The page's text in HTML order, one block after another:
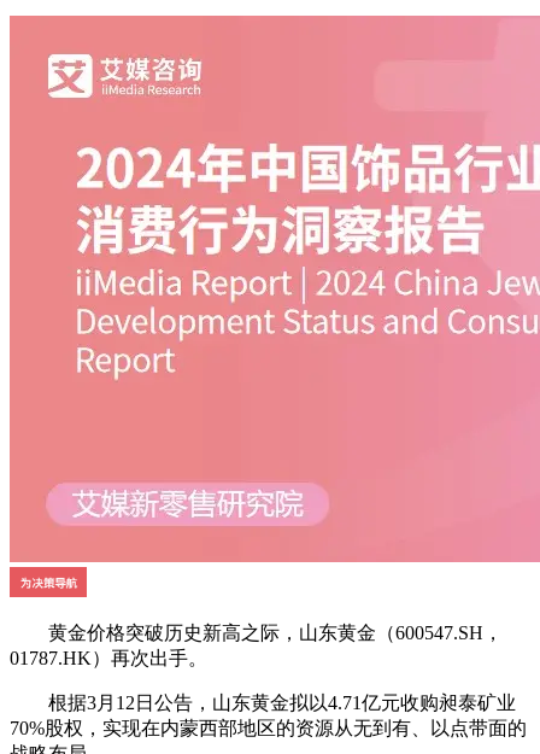
黄金价格突破历史新高之际，山东黄金（600547.SH，
01787.HK）再次出手。
根据3月12日公告，山东黄金拟以4.71亿元收购昶泰矿业
70%股权，实现在内蒙西部地区的资源从无到有、以点带面的